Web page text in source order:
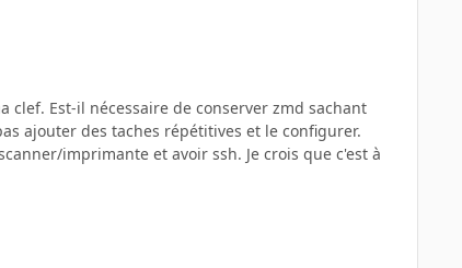
Est-il nécessaire de conserver zmd sachant
ajouter des taches répétitives et le configurer.
imprimante et avoir ssh. Je crois que c'est à